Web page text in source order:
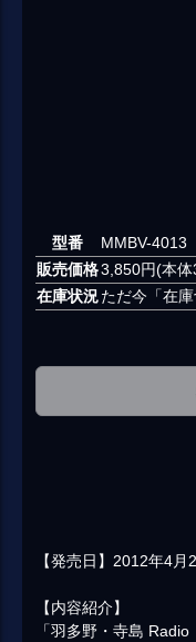
型番
MMBV-4013
販売価格3,850円(本
在庫状況ただ今「在庫
【発売日】2012年4月
【内容紹介】
「羽多野・寺島